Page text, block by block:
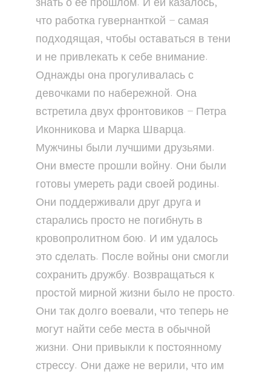
что работка гувернанткой – самая
подходящая, чтобы оставаться в тени
и не привлекать к себе внимание.
Однажды она прогуливалась с
девочками по набережной. Она
встретила двух фронтовиков – Петра
Иконникова и Марка Шварца.
Мужчины были лучшими друзьями.
Они вместе прошли войну. Они были
готовы умереть ради своей родины.
Они поддерживали друг друга и
старались просто не погибнуть в
кровопролитном бою. И им удалось
это сделать. После войны они смогли
сохранить дружбу. Возвращаться к
простой мирной жизни было не просто.
Они так долго воевали, что теперь не
могут найти себе места в обычной
жизни. Они привыкли к постоянному
стрессу. Они даже не верили, что им